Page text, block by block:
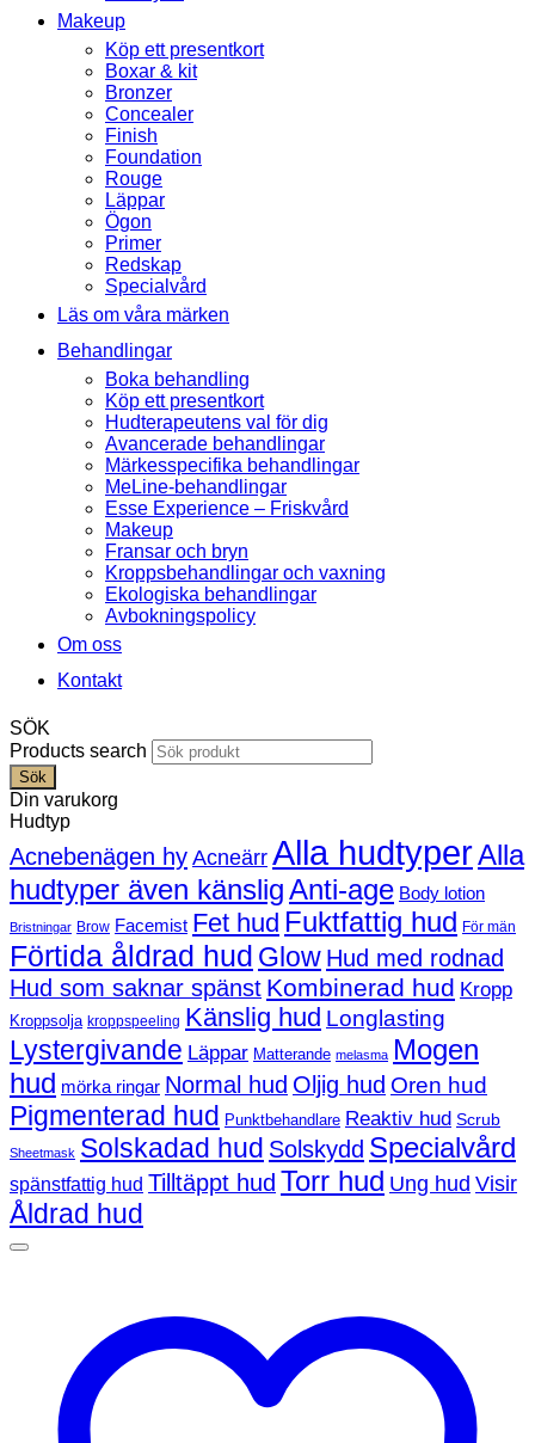
Makeup
Köp ett presentkort
Boxar & kit
Bronzer
Concealer
Finish
Foundation
Rouge
Läppar
Ögon
Primer
Redskap
Specialvård
Läs om våra märken
Behandlingar
Boka behandling
Köp ett presentkort
Hudterapeutens val för dig
Avancerade behandlingar
Märkesspecifika behandlingar
MeLine-behandlingar
Esse Experience – Friskvård
Makeup
Fransar och bryn
Kroppsbehandlingar och vaxning
Ekologiska behandlingar
Avbokningspolicy
Om oss
Kontakt
SÖK
Products search
Sök
Din varukorg
Hudtyp
Acnebenägen hy Acneärr Alla hudtyperAlla
hudtyper även känsligAnti-age Body lotion
Bristningar Brow Facemist Fet hud Fuktfattig hud För män
Förtida åldrad hud Glow Hud med rodnad
Hud som saknar spänst Kombinerad hud Kropp
Kroppsolja kroppspeeling Känslig hud Longlasting
Lystergivande Läppar Matterande melasma Mogen
hud mörka ringar Normal hud Oljig hud Oren hud
Pigmenterad hud Punktbehandlare Reaktiv hud Scrub
Sheetmask Solskadad hud Solskydd Specialvård
spänstfattig hud Tilltäppt hud Torr hud Ung hud Visir
Åldrad hud